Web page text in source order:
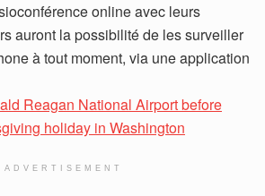
online avec leurs
auront la possibilité de les surveiller
à tout moment, via une application
ADVERTISEMENT